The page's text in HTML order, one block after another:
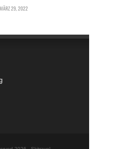
MÄRZ 29, 2022